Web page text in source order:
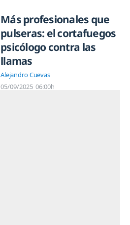
Más profesionales que
pulseras: el cortafuegos
psicólogo contra las
llamas
Alejandro Cuevas
05/09/2025 06:00h